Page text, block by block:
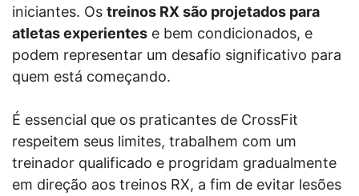
iniciantes. Os treinos RX são projetados para
atletas experientes e bem condicionados, e
podem representar um desafio significativo para
quem está começando.
É essencial que os praticantes de CrossFit
respeitem seus limites, trabalhem com um
treinador qualificado e progridam gradualmente
em direção aos treinos RX, a fim de evitar lesões